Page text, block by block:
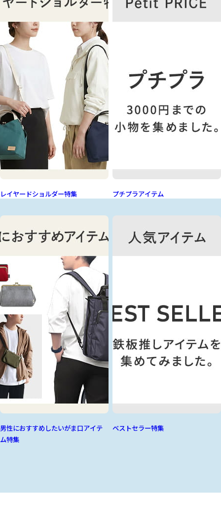
レイヤードショルダー特集 プチプラアイテム
男性におすすめしたいがま口アイテ
ム特集
ベストセラー特集